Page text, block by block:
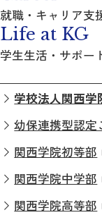
就職・キャリア支
Life at KG
学生生活・サポー
学校法人関西学
幼保連携型認定
関西学院初等部
関西学院中学部
関西学院高等部